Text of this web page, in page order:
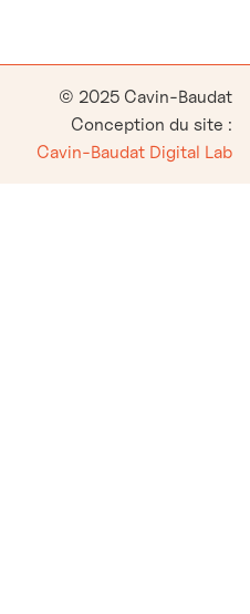
© 2025 Cavin-Baudat
Conception du site :
Cavin-Baudat Digital Lab